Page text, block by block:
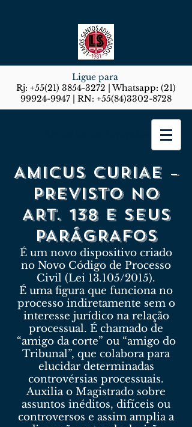
Ligue para
Rj: +55(21) 3854-3272 | Whatsapp: (21)
99924-9947 | RN: +55(84)3302-8728
AMICUS CURIAE –
PREVISTO NO
ART. 138 E SEUS
PARÁGRAFOS
É um novo dispositivo criado
no Novo Código de Processo
Civil (Lei 13.105/2015).
É uma figura que funciona no
processo indiretamente sem o
interesse jurídico na relação
processual. É chamado de
“amigo da corte” ou “amigo do
Tribunal”, que colabora para
elucidar determinadas
controvérsias processuais.
Auxilia o Magistrado sobre
assuntos inéditos, difíceis ou
controversos e assim amplia a